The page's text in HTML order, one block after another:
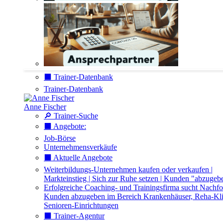
⬛️ Trainer-Datenbank
Trainer-Datenbank
Anne Fischer
🔎 Trainer-Suche
⬛️ Angebote:
Job-Börse
Unternehmensverkäufe
⬛️ Aktuelle Angebote
Weiterbildungs-Unternehmen kaufen oder verkaufen |
Markteinstieg | Sich zur Ruhe setzen | Kunden
Erfolgreiche Coaching- und Trainingsfirma sucht
Kunden abzugeben im Bereich Krankenhäuser, Reha-
Senioren-Einrichtungen
⬛️ Trainer-Agentur